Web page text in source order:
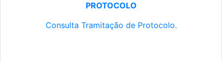
PROTOCOLO
Consulta Tramitação de Protocolo.